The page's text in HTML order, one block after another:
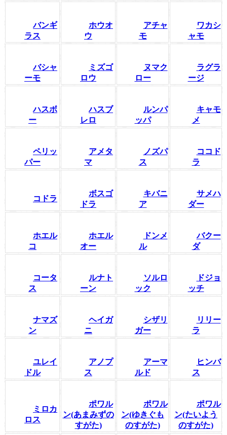
バンギ
ラス
ホウオ
ウ
アチャ
モ
ワカシ
ャモ
バシャ
ーモ
ミズゴ
ロウ
ヌマク
ロー
ラグラ
ージ
ハスボ
ー
ハスブ
レロ
ルンパ
ッパ
キャモ
メ
ペリッ
パー
アメタ
マ
ノズパ
ス
ココド
ラ
コドラ
ボスゴ
ドラ
キバニ
ア
サメハ
ダー
ホエル
コ
ホエル
オー
ドンメ
ル
バクー
ダ
コータ
ス
ルナト
ーン
ソルロ
ック
ドジョ
ッチ
ナマズ
ン
ヘイガ
ニ
シザリ
ガー
リリー
ラ
ユレイ
ドル
アノプ
ス
アーマ
ルド
ヒンバ
ス
ミロカ
ロス
ポワル
ン(あまみずの
すがた)
ポワル
ン(ゆきぐも
のすがた)
ポワル
ン(たいよう
のすがた)